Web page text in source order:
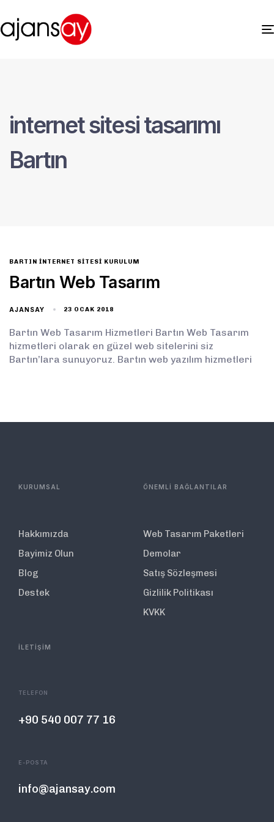
internet sitesi tasarımı
Bartın
BARTIN İNTERNET SITESI KURULUM
Bartın Web Tasarım
AJANSAY 23 OCAK 2018
Bartın Web Tasarım Hizmetleri Bartın Web Tasarım
hizmetleri olarak en güzel web sitelerini siz
Bartın’lara sunuyoruz. Bartın web yazılım hizmetleri
KURUMSAL
Hakkımızda
Bayimiz Olun
Blog
Destek
ÖNEMLİ BAĞLANTILAR
Web Tasarım Paketleri
Demolar
Satış Sözleşmesi
Gizlilik Politikası
KVKK
İLETİŞİM
TELEFON
+90 540 007 77 16
E-POSTA
info@ajansay.com